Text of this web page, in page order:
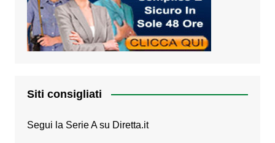
Siti consigliati
Segui la Serie A su Diretta.it